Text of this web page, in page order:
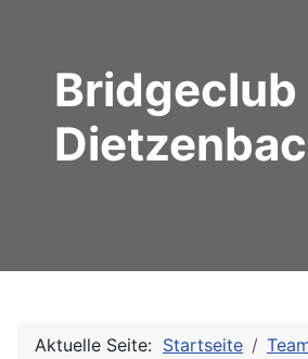
Bridgeclub
Aktuelle Seite: Startseite